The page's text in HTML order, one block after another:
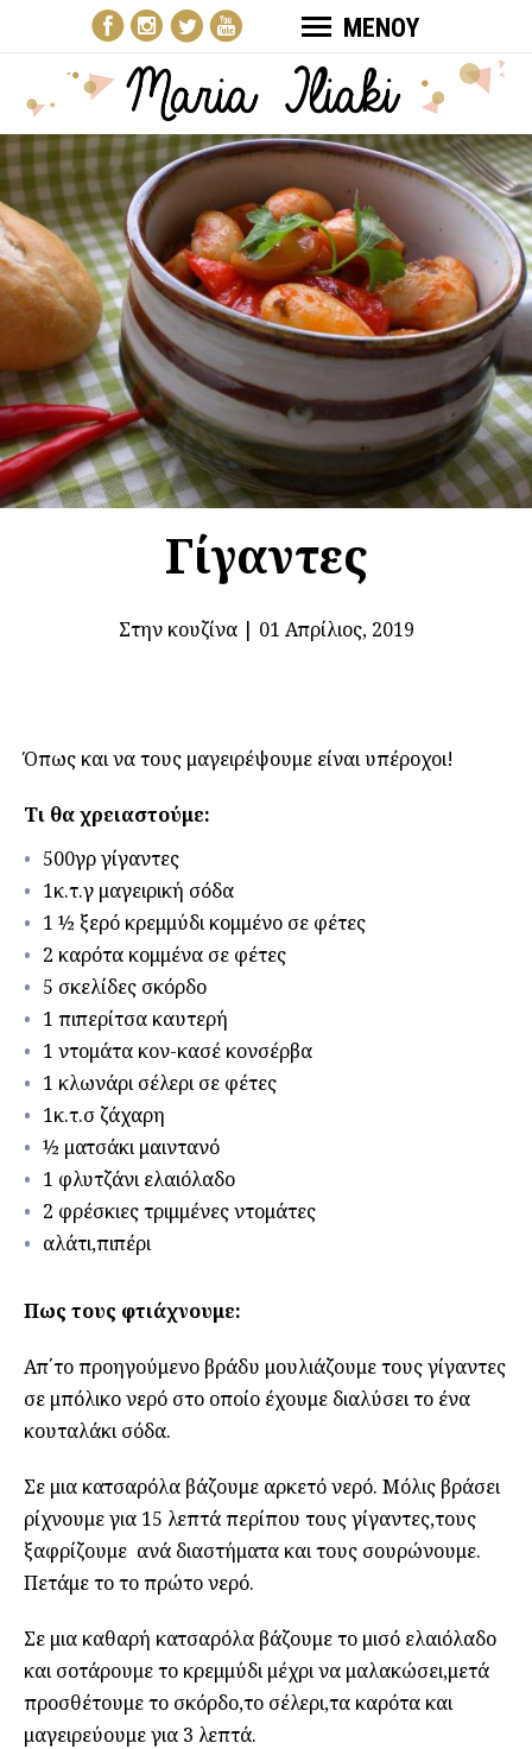
ΜΕΝΟΥ
Γίγαντες
Στην κουζίνα| 01 Απρίλιος, 2019
Όπως και να τους μαγειρέψουμε είναι υπέροχοι!
Τι θα χρειαστούμε:
500γρ γίγαντες
1κ.τ.γ μαγειρική σόδα
1 ½ ξερό κρεμμύδι κομμένο σε φέτες
2 καρότα κομμένα σε φέτες
5 σκελίδες σκόρδο
1 πιπερίτσα καυτερή
1 ντομάτα κον-κασέ κονσέρβα
1 κλωνάρι σέλερι σε φέτες
1κ.τ.σ ζάχαρη
½ ματσάκι μαιντανό
1 φλυτζάνι ελαιόλαδο
2 φρέσκιες τριμμένες ντομάτες
αλάτι,πιπέρι
Πως τους φτιάχνουμε:
Απ΄το προηγούμενο βράδυ μουλιάζουμε τους γίγαντες
σε μπόλικο νερό στο οποίο έχουμε διαλύσει το ένα
κουταλάκι σόδα.
Σε μια κατσαρόλα βάζουμε αρκετό νερό. Μόλις βράσει
ρίχνουμε για 15 λεπτά περίπου τους γίγαντες,τους
ξαφρίζουμε ανά διαστήματα και τους σουρώνουμε.
Πετάμε το το πρώτο νερό.
Σε μια καθαρή κατσαρόλα βάζουμε το μισό ελαιόλαδο
και σοτάρουμε το κρεμμύδι μέχρι να μαλακώσει,μετά
προσθέτουμε το σκόρδο,το σέλερι,τα καρότα και
μαγειρεύουμε για 3 λεπτά.